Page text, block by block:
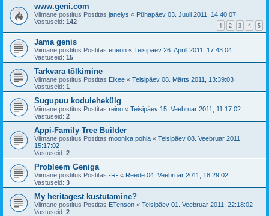
www.geni.com
Viimane postitus Postitas janelys « Pühapäev 03. Juuli 2011, 14:40:07
Vastuseid: 142 1 2 3 4 5
Jama genis
Viimane postitus Postitas eneon « Teisipäev 26. Aprill 2011, 17:43:04
Vastuseid: 15
Tarkvara tõlkimine
Viimane postitus Postitas Eikee « Teisipäev 08. Märts 2011, 13:39:03
Vastuseid: 1
Sugupuu kodulehekülg
Viimane postitus Postitas reino « Teisipäev 15. Veebruar 2011, 11:17:02
Vastuseid: 2
Appi-Family Tree Builder
Viimane postitus Postitas moonika.pohla « Teisipäev 08. Veebruar 2011,
15:17:02
Vastuseid: 2
Probleem Geniga
Viimane postitus Postitas -R- « Reede 04. Veebruar 2011, 18:29:02
Vastuseid: 3
My heritagest kustutamine?
Viimane postitus Postitas ETenson « Teisipäev 01. Veebruar 2011, 22:18:02
Vastuseid: 2